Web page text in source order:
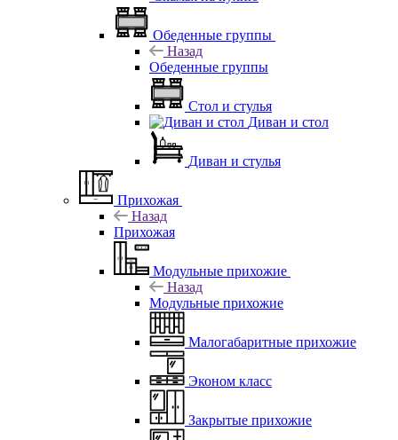
Обеденные группы
Назад
Обеденные группы
Стол и стулья
Диван и стол
Диван и стулья
Прихожая
Назад
Прихожая
Модульные прихожие
Назад
Модульные прихожие
Малогабаритные прихожие
Эконом класс
Закрытые прихожие